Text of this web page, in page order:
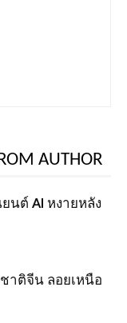
AUTHOR
นต์ AI หงายหลัง
าติจีน ลอยเหนือ